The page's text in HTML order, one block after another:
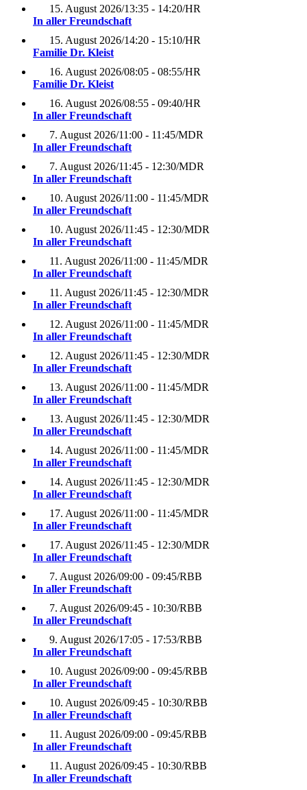
15. August 2026/13:35 - 14:20/HR
In aller Freundschaft
15. August 2026/14:20 - 15:10/HR
Familie Dr. Kleist
16. August 2026/08:05 - 08:55/HR
Familie Dr. Kleist
16. August 2026/08:55 - 09:40/HR
In aller Freundschaft
7. August 2026/11:00 - 11:45/MDR
In aller Freundschaft
7. August 2026/11:45 - 12:30/MDR
In aller Freundschaft
10. August 2026/11:00 - 11:45/MDR
In aller Freundschaft
10. August 2026/11:45 - 12:30/MDR
In aller Freundschaft
11. August 2026/11:00 - 11:45/MDR
In aller Freundschaft
11. August 2026/11:45 - 12:30/MDR
In aller Freundschaft
12. August 2026/11:00 - 11:45/MDR
In aller Freundschaft
12. August 2026/11:45 - 12:30/MDR
In aller Freundschaft
13. August 2026/11:00 - 11:45/MDR
In aller Freundschaft
13. August 2026/11:45 - 12:30/MDR
In aller Freundschaft
14. August 2026/11:00 - 11:45/MDR
In aller Freundschaft
14. August 2026/11:45 - 12:30/MDR
In aller Freundschaft
17. August 2026/11:00 - 11:45/MDR
In aller Freundschaft
17. August 2026/11:45 - 12:30/MDR
In aller Freundschaft
7. August 2026/09:00 - 09:45/RBB
In aller Freundschaft
7. August 2026/09:45 - 10:30/RBB
In aller Freundschaft
9. August 2026/17:05 - 17:53/RBB
In aller Freundschaft
10. August 2026/09:00 - 09:45/RBB
In aller Freundschaft
10. August 2026/09:45 - 10:30/RBB
In aller Freundschaft
11. August 2026/09:00 - 09:45/RBB
In aller Freundschaft
11. August 2026/09:45 - 10:30/RBB
In aller Freundschaft